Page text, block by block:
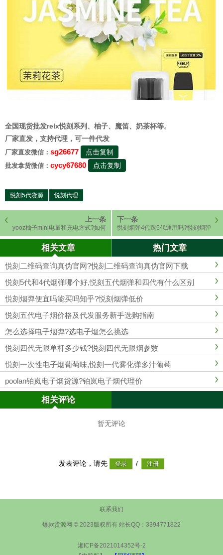
全国现货批发relx悦刻系列、柚子、魔笛、奶茶杯等。
厂家直发，支持代理，可一件代发
厂家直发微信： sg26677 点击复制
批发拿货微信： cycy67680 点击复制
悦刻5代货源 悦刻代理
上一条
yooz柚子mini电量和充电方式?如何
下一条
悦刻烟弹4代跟5代通用吗?悦刻烟弹
相关文章 热门文章
悦刻二维码查询真伪官网?悦刻二维码查询真伪官网下载
悦刻5代和4代烟弹哪个好,悦刻五代烟弹和四代有什么区别
悦刻烟弹便宜吗能买吗知乎?悦刻烟弹低价
悦刻五代电子烟价格及代发服务新手选购指南
怎么选择电子烟弹?选电子烟怎么挑选
悦刻四代无限单杆多少钱?悦刻四代无限烟参数
悦刻一次性电子烟葡萄味,悦刻一代雾化弹多汁葡萄
poolan铂岚电子烟货源?铂岚电子烟代理价
相关评论
暂无评论
发表评论，请先 /
联系我们
爆款货源网 © 2023版权所有 站长QQ：3394771822
湘ICP备2021014352号-2